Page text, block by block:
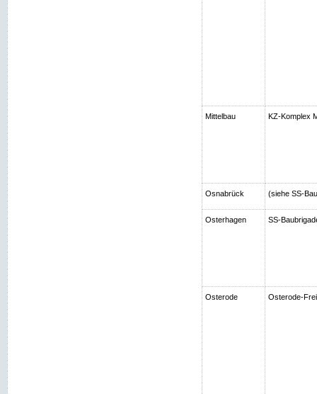
Mittelbau KZ-Komplex
Osnabrück (siehe SS-
Osterhagen SS-
Osterode Osterode-